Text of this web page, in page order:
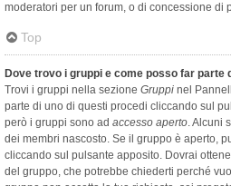
moderatori per un forum, o di concessione di
Top
Dove trovo i gruppi e come posso far parte
Trovi i gruppi nella sezione Gruppi nel
parte di uno di questi procedi cliccando sul
però i gruppi sono ad accesso aperto. Alcuni
dei membri nascosto. Se il gruppo è aperto,
cliccando sul pulsante apposito. Dovrai
del gruppo, che potrebbe chiederti perché